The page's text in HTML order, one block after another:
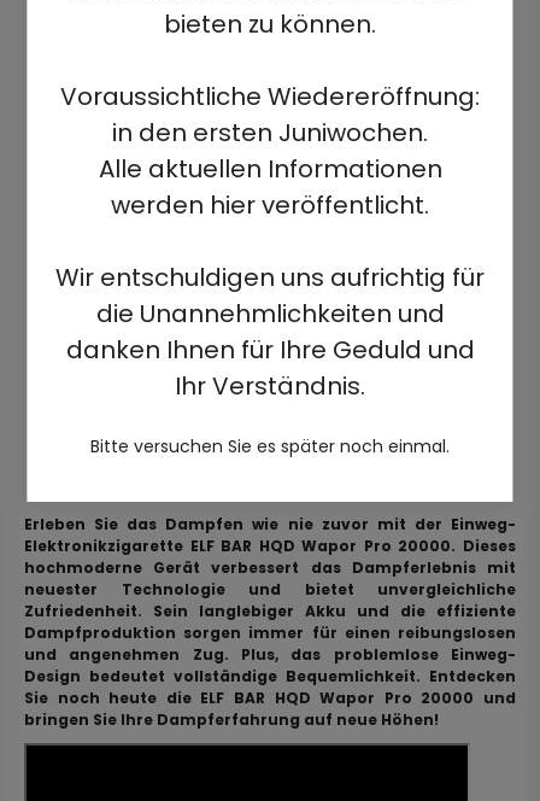
bieten zu können.
Voraussichtliche Wiedereröffnung:
in den ersten Juniwochen.
Alle aktuellen Informationen
werden hier veröffentlicht.
Wir entschuldigen uns aufrichtig für
die Unannehmlichkeiten und
danken Ihnen für Ihre Geduld und
Ihr Verständnis.
Bitte versuchen Sie es später noch einmal.
Erleben Sie das Dampfen wie nie zuvor mit der Einweg-
Elektronikzigarette ELF BAR HQD Wapor Pro 20000. Dieses
hochmoderne Gerät verbessert das Dampferlebnis mit
neuester Technologie und bietet unvergleichliche
Zufriedenheit. Sein langlebiger Akku und die effiziente
Dampfproduktion sorgen immer für einen reibungslosen
und angenehmen Zug. Plus, das problemlose Einweg-
Design bedeutet vollständige Bequemlichkeit. Entdecken
Sie noch heute die ELF BAR HQD Wapor Pro 20000 und
bringen Sie Ihre Dampferfahrung auf neue Höhen!